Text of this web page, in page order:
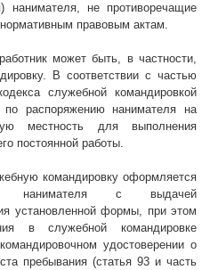
нанимателя, не противоречащие
правовым актам.
может быть, в частности,
В соответствии с частью
служебной командировкой
по распоряжению нанимателя на
местность для выполнения
постоянной работы.
командировку оформляется
нанимателя с выдачей
установленной формы, при этом
в служебной командировке
удостоверении о
пребывания (статья 93 и часть